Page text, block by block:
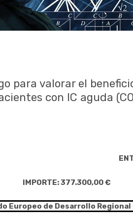
para valorar el
con IC aguda
IMPORTE: 377.300,00 €
de Desarrollo Regional